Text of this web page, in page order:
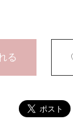
る